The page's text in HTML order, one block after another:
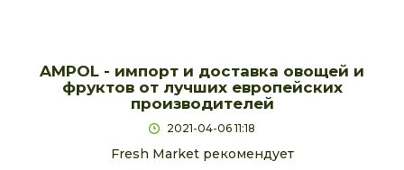
AMPOL - импорт и доставка овощей и
фруктов от лучших европейских
производителей
2021-04-06 11:18
Fresh Market рекомендует